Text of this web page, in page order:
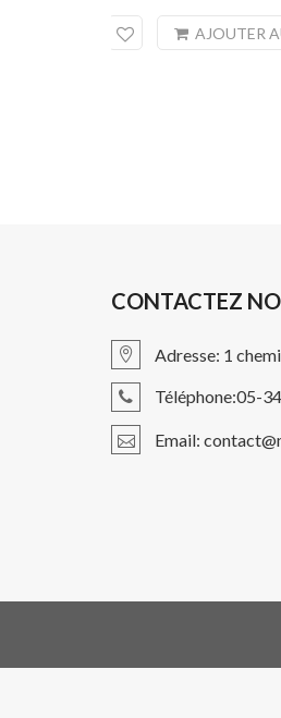
AJOUTER
CONTACTEZ
Adresse: 1
Téléphone:05-
Email: